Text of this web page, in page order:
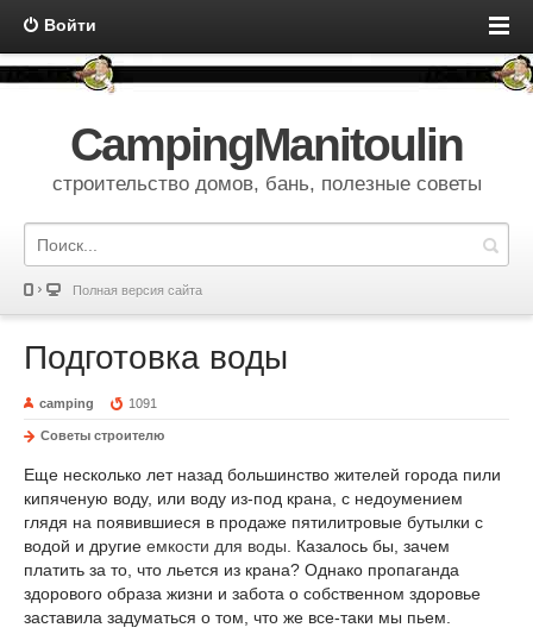
Войти
CampingManitoulin
строительство домов, бань, полезные советы
Полная версия сайта
Подготовка воды
camping 1091
Советы строителю
Еще несколько лет назад большинство жителей города пили
кипяченую воду, или воду из-под крана, с недоумением
глядя на появившиеся в продаже пятилитровые бутылки с
водой и другие емкости для воды . Казалось бы, зачем
платить за то, что льется из крана? Однако пропаганда
здорового образа жизни и забота о собственном здоровье
заставила задуматься о том, что же все-таки мы пьем.